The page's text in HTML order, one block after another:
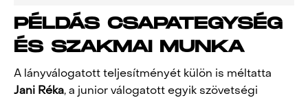
PÉLDÁS CSAPATEGYSÉG
ÉS SZAKMAI MUNKA
A lányválogatott teljesítményét külön is méltatta
Jani Réka, a junior válogatott egyik szövetségi